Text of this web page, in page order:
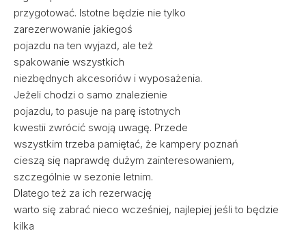
przygotować. Istotne będzie nie tylko
zarezerwowanie jakiegoś
pojazdu na ten wyjazd, ale też
spakowanie wszystkich
niezbędnych akcesoriów i wyposażenia.
Jeżeli chodzi o samo znalezienie
pojazdu, to pasuje na parę istotnych
kwestii zwrócić swoją uwagę. Przede
wszystkim trzeba pamiętać, że kampery poznań
cieszą się naprawdę dużym zainteresowaniem,
szczególnie w sezonie letnim.
Dlatego też za ich rezerwację
warto się zabrać nieco wcześniej, najlepiej jeśli to będzie
kilka